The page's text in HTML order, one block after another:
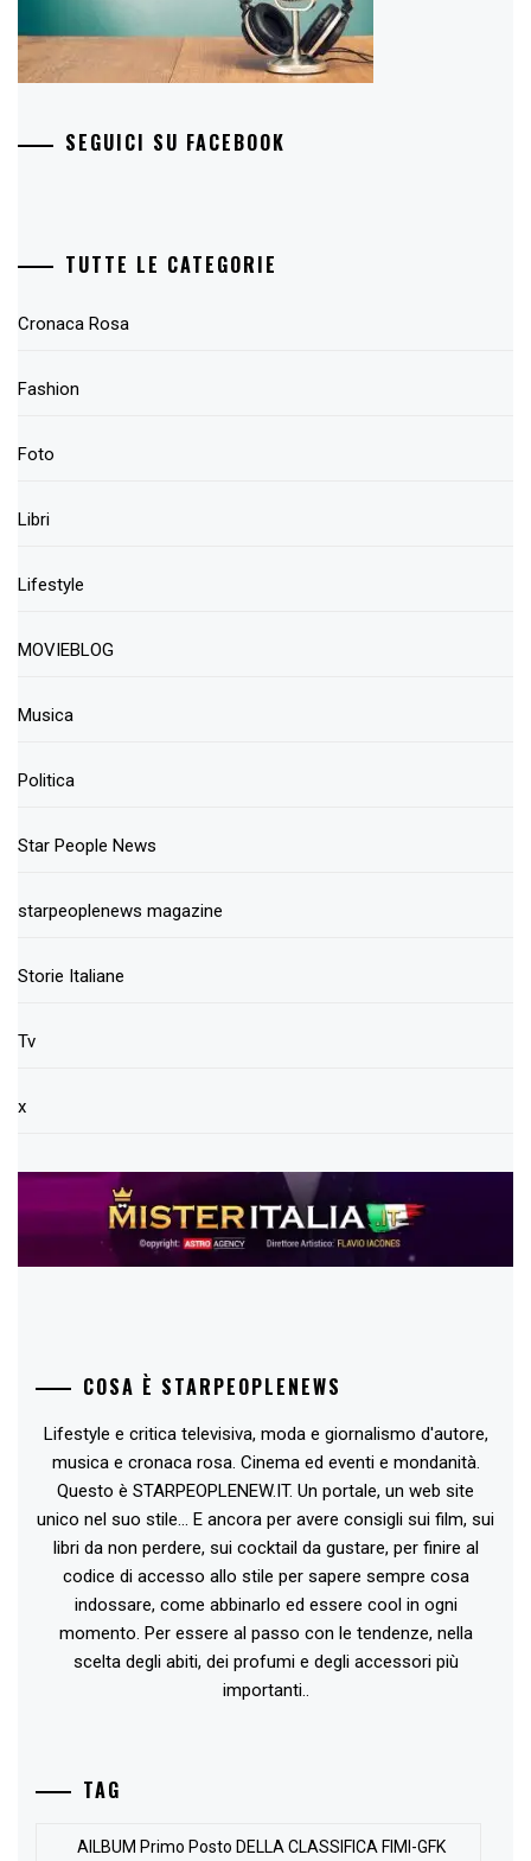
SEGUICI SU FACEBOOK
TUTTE LE CATEGORIE
Cronaca Rosa
Fashion
Foto
Libri
Lifestyle
MOVIEBLOG
Musica
Politica
Star People News
starpeoplenews magazine
Storie Italiane
Tv
x
COSA È STARPEOPLENEWS
Lifestyle e critica televisiva, moda e giornalismo d'autore,
musica e cronaca rosa. Cinema ed eventi e mondanità.
Questo è STARPEOPLENEW.IT. Un portale, un web site
unico nel suo stile... E ancora per avere consigli sui film, sui
libri da non perdere, sui cocktail da gustare, per finire al
codice di accesso allo stile per sapere sempre cosa
indossare, come abbinarlo ed essere cool in ogni
momento. Per essere al passo con le tendenze, nella
scelta degli abiti, dei profumi e degli accessori più
importanti..
TAG
AlLBUM Primo Posto DELLA CLASSIFICA FIMI-GFK